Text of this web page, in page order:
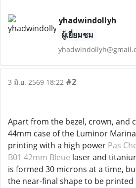
yhadwindollyh
ผู้เยี่ยมชม
3 มิ.ย. 2569 18:22 #2
Apart from the bezel, crown, and
44mm case of the Luminor
printing with a high power Pas
B01 42mm Bleue laser and
is formed 30 microns at a time,
the near-final shape to be